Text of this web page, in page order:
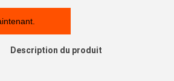
Description du produit